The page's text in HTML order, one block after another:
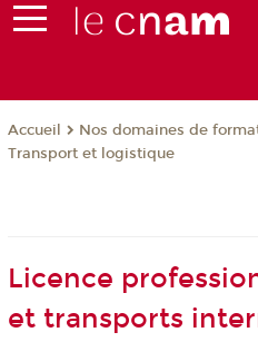
Accueil
Nos domaines de
Transport et logistique
Licence
et transports